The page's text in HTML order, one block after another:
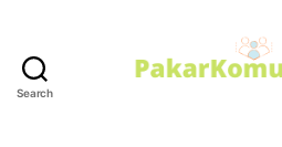
Search